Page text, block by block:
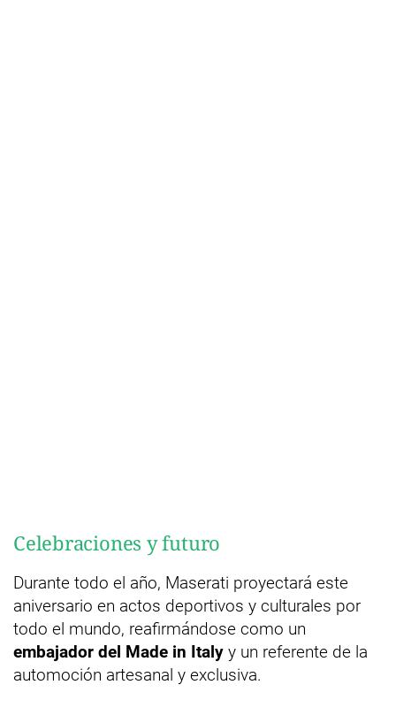
Celebraciones y futuro
Durante todo el año, Maserati proyectará este
aniversario en actos deportivos y culturales por
todo el mundo, reafirmándose como un
embajador del Made in Italy y un referente de la
automoción artesanal y exclusiva.